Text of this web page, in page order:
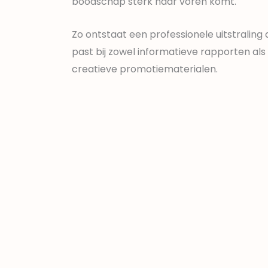
Zo ontstaat een professionele uitstraling
past bij zowel informatieve rapporten als
creatieve promotiematerialen.